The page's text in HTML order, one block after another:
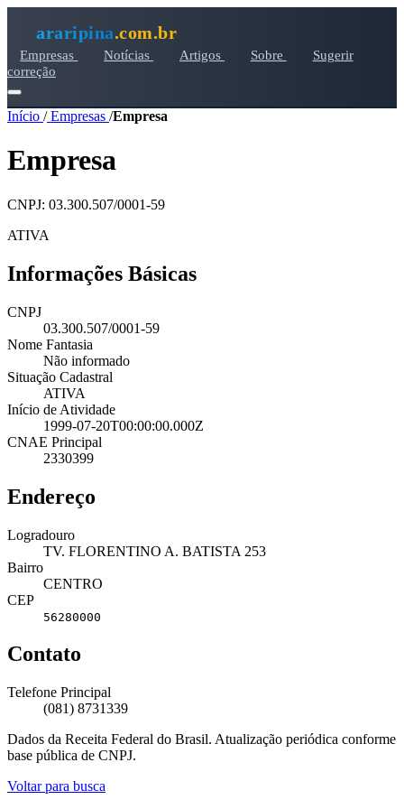
araripina.com.br
Empresas Notícias Artigos Sobre
Sugerir
correção
Início /Empresas /Empresa
Empresa
CNPJ: 03.300.507/0001-59
ATIVA
Informações Básicas
CNPJ
03.300.507/0001-59
Nome Fantasia
Não informado
Situação Cadastral
ATIVA
Início de Atividade
1999-07-20T00:00:00.000Z
CNAE Principal
2330399
Endereço
Logradouro
TV. FLORENTINO A. BATISTA 253
Bairro
CENTRO
CEP
56280000
Contato
Telefone Principal
(081) 8731339
Dados da Receita Federal do Brasil. Atualização periódica conforme
base pública de CNPJ.
Voltar para busca